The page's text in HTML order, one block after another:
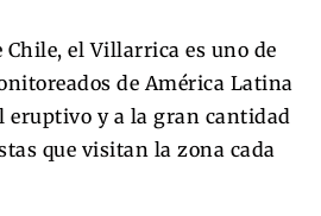
Chile, el Villarrica es uno de
de América Latina
eruptivo y a la gran cantidad
que visitan la zona cada